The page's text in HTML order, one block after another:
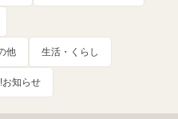
他 生活・くらし
知らせ